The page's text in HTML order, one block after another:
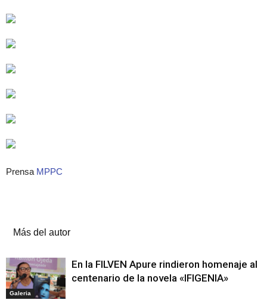
Prensa MPPC
Más del autor
Galeria
En la FILVEN Apure rindieron homenaje al
centenario de la novela «IFIGENIA»